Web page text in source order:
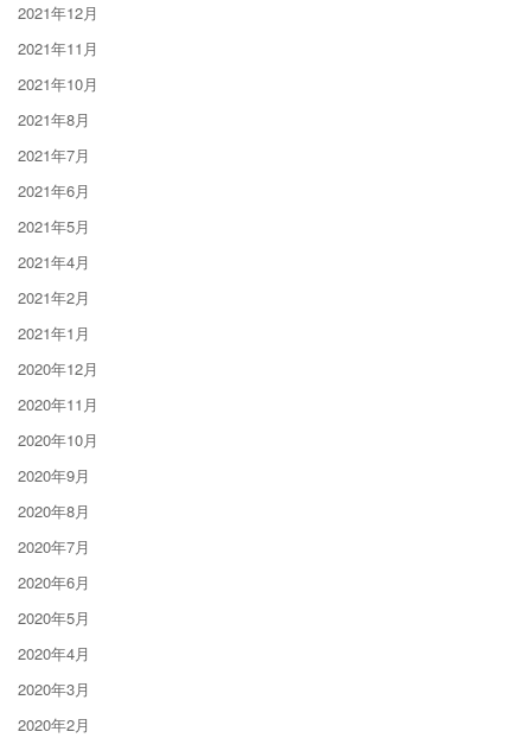
2021年12月
2021年11月
2021年10月
2021年8月
2021年7月
2021年6月
2021年5月
2021年4月
2021年2月
2021年1月
2020年12月
2020年11月
2020年10月
2020年9月
2020年8月
2020年7月
2020年6月
2020年5月
2020年4月
2020年3月
2020年2月